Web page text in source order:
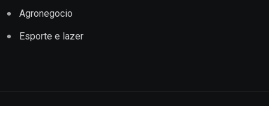
Agronegocio
Esporte e lazer